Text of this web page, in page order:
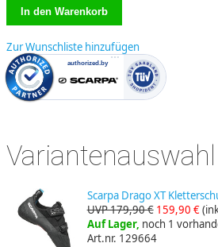
Zur Wunschliste hinzufügen
Variantenauswahl
Scarpa Drago XT
UVP 179,90 € 159,90 €
Auf Lager, noch 1
Art.nr. 129664